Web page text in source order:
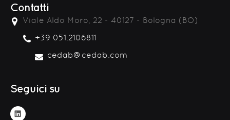
Contatti
Viale Aldo Moro, 22 - 40127 - Bologna (BO)
+39 051.2106811
cedab@cedab.com
Seguici su